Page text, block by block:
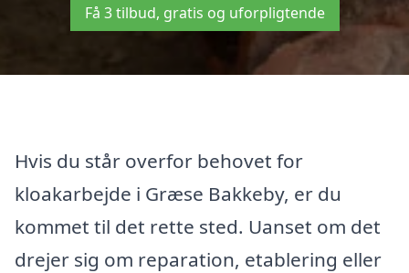
Få 3 tilbud, gratis og uforpligtende
Hvis du står overfor behovet for
kloakarbejde i Græse Bakkeby, er du
kommet til det rette sted. Uanset om det
drejer sig om reparation, etablering eller